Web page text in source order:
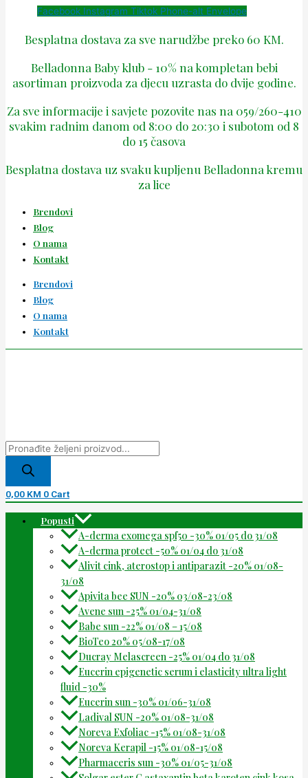
Facebook Instagram Tiktok Phone-alt Envelope
Besplatna dostava za sve narudžbe preko 60 KM.
Belladonna Baby klub - 10% na kompletan bebi
asortiman proizvoda za djecu uzrasta do dvije godine.
Za sve informacije i savjete pozovite nas na 059/260-410
svakim radnim danom od 8:00 do 20:30 i subotom od 8
do 15 časova
Besplatna dostava uz svaku kupljenu Belladonna kremu
za lice
Brendovi
Blog
O nama
Kontakt
Brendovi
Blog
O nama
Kontakt
0,00 KM 0 Cart
Popusti
A-derma exomega spf50 -30% 01/05 do 31/08
A-derma protect -50% 01/04 do 31/08
Alivit cink, aterostop i antiparazit -20% 01/08-
31/08
Apivita bee SUN -20% 03/08-23/08
Avene sun -25% 01/04-31/08
Babe sun -22% 01/08 – 15/08
BioTeo 20% 05/08-17/08
Ducray Melascreen -25% 01/04 do 31/08
Eucerin epigenetic serum i elasticity ultra light
fluid -30%
Eucerin sun -30% 01/06-31/08
Ladival SUN -20% 01/08-31/08
Noreva Exfoliac -15% 01/08-31/08
Noreva Kerapil -15% 01/08-15/08
Pharmaceris sun -30% 01/05-31/08